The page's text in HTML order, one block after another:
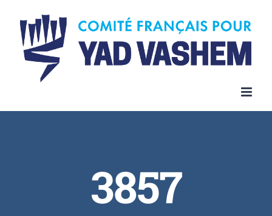
content
3857